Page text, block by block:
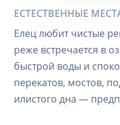
ЕСТЕСТВЕННЫЕ
Елец любит чистые
реже встречается в
быстрой воды и
перекатов, мостов,
илистого дна —